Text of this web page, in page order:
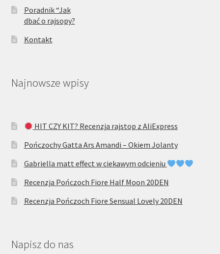
Poradnik “Jak
dbać o rajsopy?
Kontakt
Najnowsze wpisy
HIT CZY KIT? Recenzja rajstop z AliExpress
Pończochy Gatta Ars Amandi – Okiem Jolanty
Gabriella matt effect w ciekawym odcieniu
Recenzja Pończoch Fiore Half Moon 20DEN
Recenzja Pończoch Fiore Sensual Lovely 20DEN
Napisz do nas